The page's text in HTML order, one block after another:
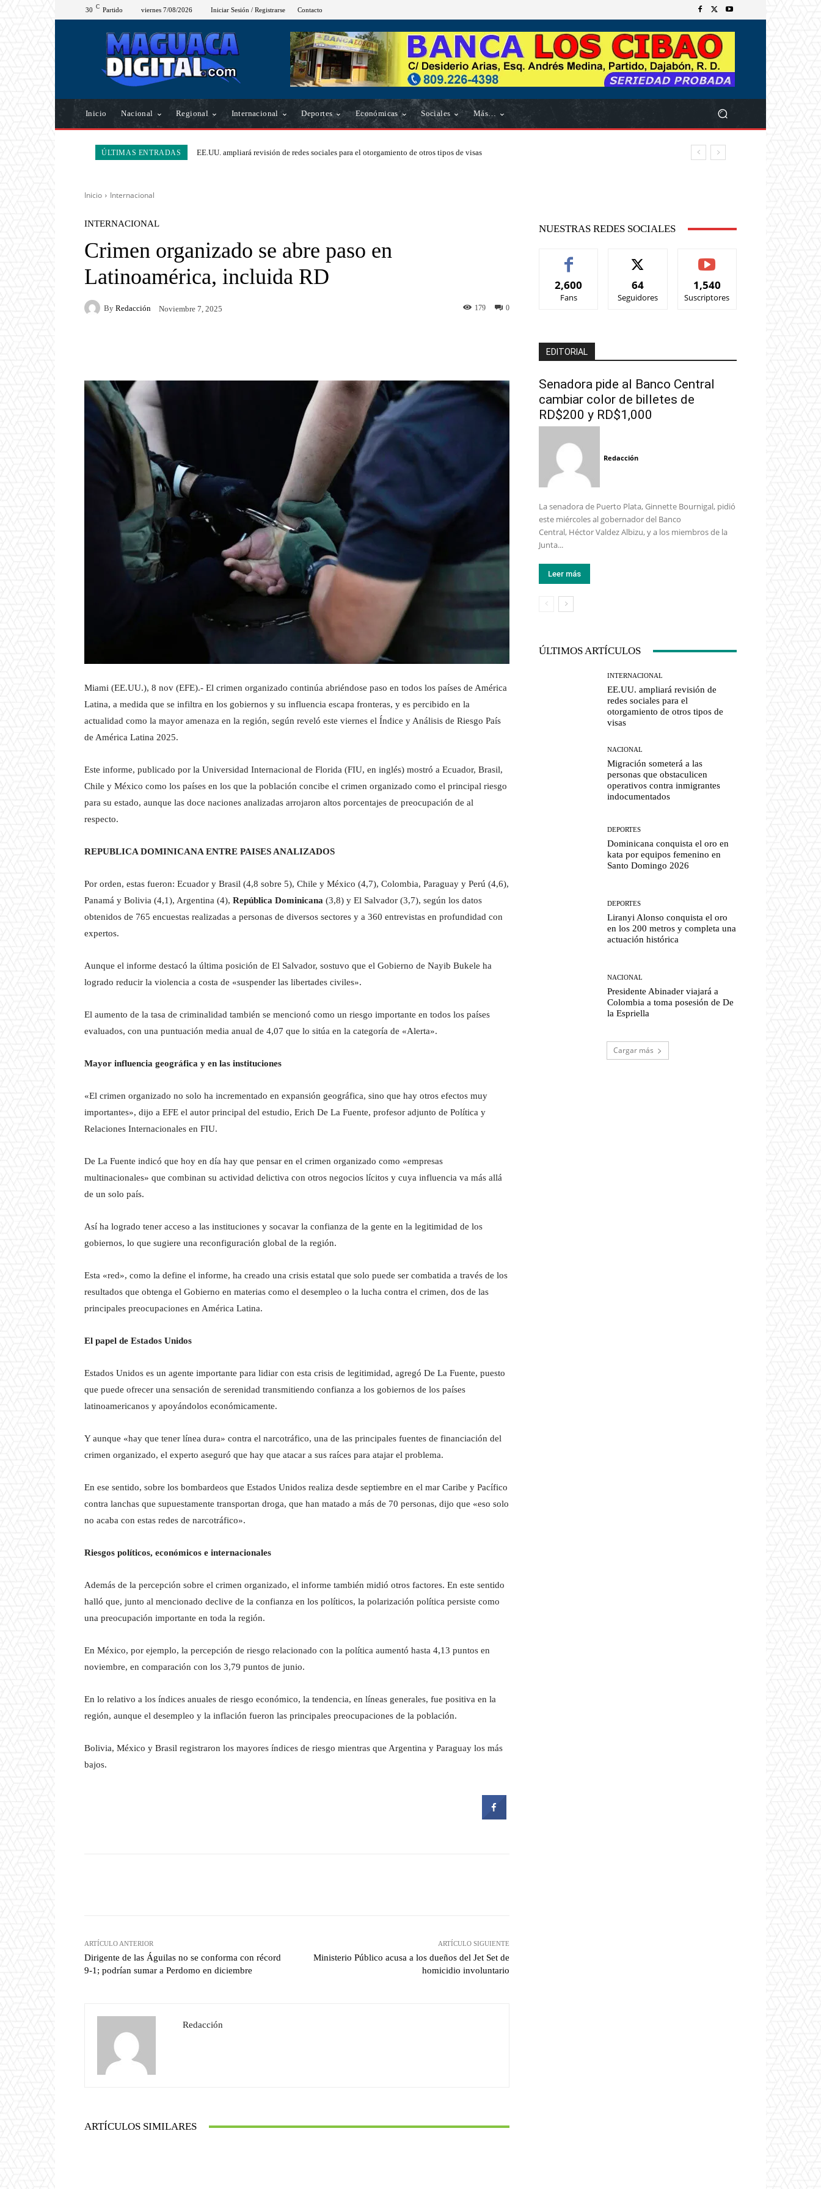
30 C Partido viernes 7/08/2026 Iniciar Sesión / Registrarse Contacto
Inicio Nacional Regional Internacional Deportes Económicas Sociales Más…
ÚLTIMAS ENTRADAS EE.UU. ampliará revisión de redes sociales para el otorgamiento de otros tipos de visas
Inicio Internacional
INTERNACIONAL
Crimen organizado se abre paso en
Latinoamérica, incluida RD
By Redacción Noviembre 7, 2025 0
179
Miami (EE.UU.), 8 nov (EFE).- El crimen organizado continúa abriéndose paso en todos los países de América
Latina, a medida que se infiltra en los gobiernos y su influencia escapa fronteras, y es percibido en la
actualidad como la mayor amenaza en la región, según reveló este viernes el Índice y Análisis de Riesgo País
de América Latina 2025.
Este informe, publicado por la Universidad Internacional de Florida (FIU, en inglés) mostró a Ecuador, Brasil,
Chile y México como los países en los que la población concibe el crimen organizado como el principal riesgo
para su estado, aunque las doce naciones analizadas arrojaron altos porcentajes de preocupación de al
respecto.
REPUBLICA DOMINICANA ENTRE PAISES ANALIZADOS
Por orden, estas fueron: Ecuador y Brasil (4,8 sobre 5), Chile y México (4,7), Colombia, Paraguay y Perú (4,6),
Panamá y Bolivia (4,1), Argentina (4), República Dominicana (3,8) y El Salvador (3,7), según los datos
obtenidos de 765 encuestas realizadas a personas de diversos sectores y a 360 entrevistas en profundidad con
expertos.
Aunque el informe destacó la última posición de El Salvador, sostuvo que el Gobierno de Nayib Bukele ha
logrado reducir la violencia a costa de «suspender las libertades civiles».
El aumento de la tasa de criminalidad también se mencionó como un riesgo importante en todos los países
evaluados, con una puntuación media anual de 4,07 que lo sitúa en la categoría de «Alerta».
Mayor influencia geográfica y en las instituciones
«El crimen organizado no solo ha incrementado en expansión geográfica, sino que hay otros efectos muy
importantes», dijo a EFE el autor principal del estudio, Erich De La Fuente, profesor adjunto de Política y
Relaciones Internacionales en FIU.
De La Fuente indicó que hoy en día hay que pensar en el crimen organizado como «empresas
multinacionales» que combinan su actividad delictiva con otros negocios lícitos y cuya influencia va más allá
de un solo país.
Así ha logrado tener acceso a las instituciones y socavar la confianza de la gente en la legitimidad de los
gobiernos, lo que sugiere una reconfiguración global de la región.
Esta «red», como la define el informe, ha creado una crisis estatal que solo puede ser combatida a través de los
resultados que obtenga el Gobierno en materias como el desempleo o la lucha contra el crimen, dos de las
principales preocupaciones en América Latina.
El papel de Estados Unidos
Estados Unidos es un agente importante para lidiar con esta crisis de legitimidad, agregó De La Fuente, puesto
que puede ofrecer una sensación de serenidad transmitiendo confianza a los gobiernos de los países
latinoamericanos y apoyándolos económicamente.
Y aunque «hay que tener línea dura» contra el narcotráfico, una de las principales fuentes de financiación del
crimen organizado, el experto aseguró que hay que atacar a sus raíces para atajar el problema.
En ese sentido, sobre los bombardeos que Estados Unidos realiza desde septiembre en el mar Caribe y Pacífico
contra lanchas que supuestamente transportan droga, que han matado a más de 70 personas, dijo que «eso solo
no acaba con estas redes de narcotráfico».
Riesgos políticos, económicos e internacionales
Además de la percepción sobre el crimen organizado, el informe también midió otros factores. En este sentido
halló que, junto al mencionado declive de la confianza en los políticos, la polarización política persiste como
una preocupación importante en toda la región.
En México, por ejemplo, la percepción de riesgo relacionado con la política aumentó hasta 4,13 puntos en
noviembre, en comparación con los 3,79 puntos de junio.
En lo relativo a los índices anuales de riesgo económico, la tendencia, en líneas generales, fue positiva en la
región, aunque el desempleo y la inflación fueron las principales preocupaciones de la población.
Bolivia, México y Brasil registraron los mayores índices de riesgo mientras que Argentina y Paraguay los más
bajos.
ARTÍCULO ANTERIOR
Dirigente de las Águilas no se conforma con récord
9-1; podrían sumar a Perdomo en diciembre
ARTÍCULO SIGUIENTE
Ministerio Público acusa a los dueños del Jet Set de
homicidio involuntario
Redacción
ARTÍCULOS SIMILARES
NUESTRAS REDES SOCIALES
2,600
Fans
64
Seguidores
1,540
Suscriptores
EDITORIAL
Senadora pide al Banco Central
cambiar color de billetes de
RD$200 y RD$1,000
Redacción
La senadora de Puerto Plata, Ginnette Bournigal, pidió
este miércoles al gobernador del Banco
Central, Héctor Valdez Albizu, y a los miembros de la
Junta...
Leer más
ÚLTIMOS ARTÍCULOS
INTERNACIONAL
EE.UU. ampliará revisión de
redes sociales para el
otorgamiento de otros tipos de
visas
NACIONAL
Migración someterá a las
personas que obstaculicen
operativos contra inmigrantes
indocumentados
DEPORTES
Dominicana conquista el oro en
kata por equipos femenino en
Santo Domingo 2026
DEPORTES
Liranyi Alonso conquista el oro
en los 200 metros y completa una
actuación histórica
NACIONAL
Presidente Abinader viajará a
Colombia a toma posesión de De
la Espriella
Cargar más